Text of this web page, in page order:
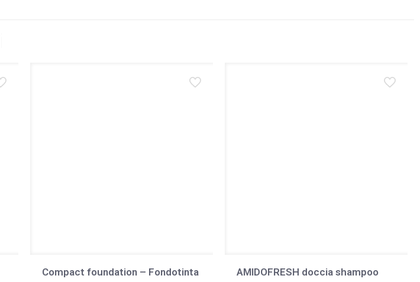
Compact foundation – Fondotinta
AMIDOFRESH doccia shampoo